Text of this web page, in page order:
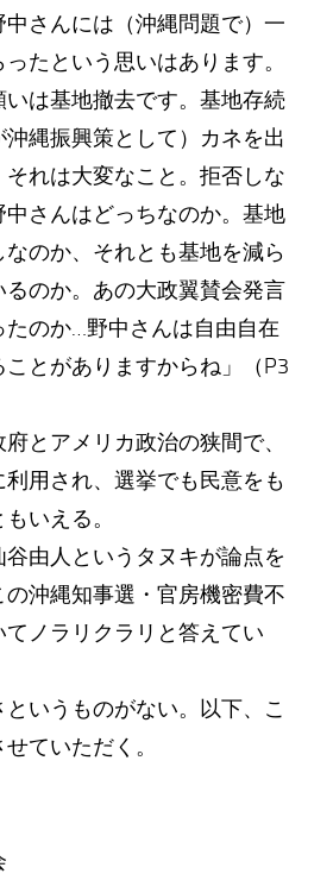
さんには（沖縄問題で）一
たという思いはあります。
は基地撤去です。基地存続
縄振興策として）カネを出
それは大変なこと。拒否しな
さんはどっちなのか。基地
のか、それとも基地を減ら
のか。あの大政翼賛会発言
たのか…野中さんは自由自在
とがありますからね」（P3
とアメリカ政治の狭間で、
用され、選挙でも民意をも
いえる。
由人というタヌキが論点を
沖縄知事選・官房機密費不
ノラリクラリと答えてい
いうものがない。以下、こ
ていただく。